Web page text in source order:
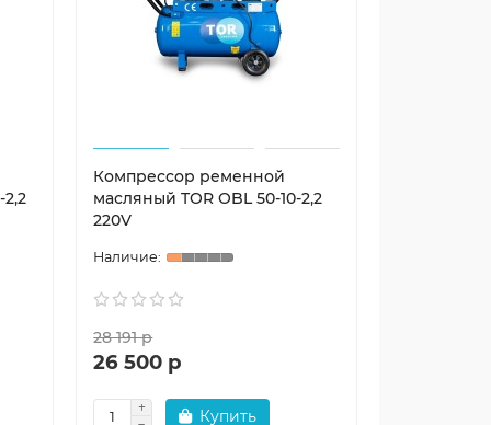
Компрессор ременной
масляный TOR OBL 50-10-2,2
220V
28 191 р
26 500 р
Купить